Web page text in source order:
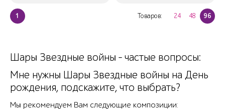
1 Товаров: 24 48 96
Шары Звездные войны - частые вопросы:
Мне нужны Шары Звездные войны на День
рождения, подскажите, что выбрать?
Мы рекомендуем Вам следующие композиции: